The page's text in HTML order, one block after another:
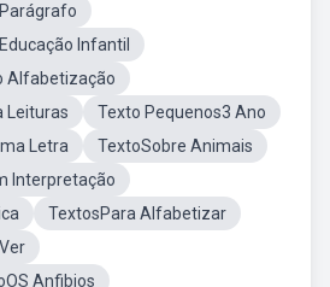
Infantil
Alfabetização
Leituras
Texto Pequenos3 Ano
Letra
TextoSobre Animais
Interpretação
TextosPara Alfabetizar
Anfibios